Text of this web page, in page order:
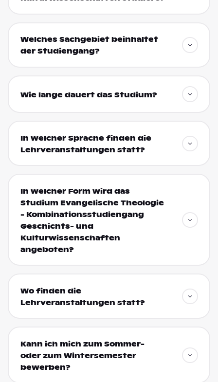
Welches Sachgebiet beinhaltet
der Studiengang?
Wie lange dauert das Studium?
In welcher Sprache finden die
Lehrveranstaltungen statt?
In welcher Form wird das
Studium Evangelische Theologie
- Kombinationsstudiengang
Geschichts- und
Kulturwissenschaften
angeboten?
Wo finden die
Lehrveranstaltungen statt?
Kann ich mich zum Sommer-
oder zum Wintersemester
bewerben?